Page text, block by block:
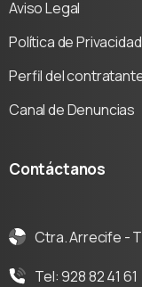
Aviso Legal
Política de
Perfil del
Canal de Denuncias
Contáctanos
Ctra. Arrecife -
Tel: 928 82 41 61